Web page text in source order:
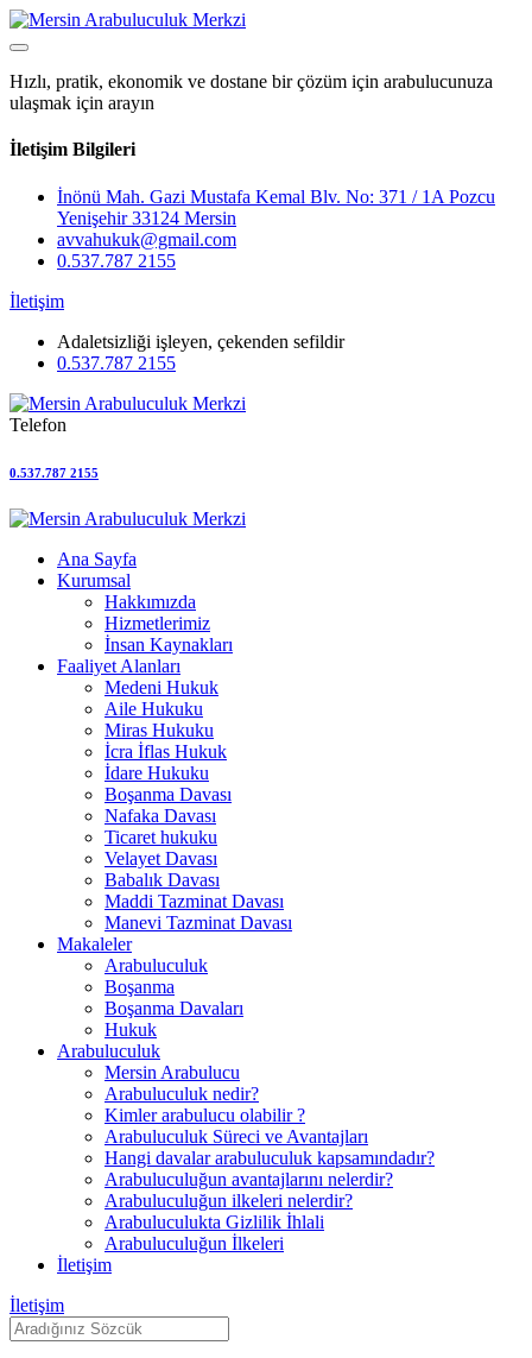
Hızlı, pratik, ekonomik ve dostane bir çözüm için arabulucunuza
ulaşmak için arayın
İletişim Bilgileri
İnönü Mah. Gazi Mustafa Kemal Blv. No: 371 / 1A Pozcu
Yenişehir 33124 Mersin
avvahukuk@gmail.com
0.537.787 2155
İletişim
Adaletsizliği işleyen, çekenden sefildir
0.537.787 2155
Telefon
0.537.787 2155
Ana Sayfa
Kurumsal
Hakkımızda
Hizmetlerimiz
İnsan Kaynakları
Faaliyet Alanları
Medeni Hukuk
Aile Hukuku
Miras Hukuku
İcra İflas Hukuk
İdare Hukuku
Boşanma Davası
Nafaka Davası
Ticaret hukuku
Velayet Davası
Babalık Davası
Maddi Tazminat Davası
Manevi Tazminat Davası
Makaleler
Arabuluculuk
Boşanma
Boşanma Davaları
Hukuk
Arabuluculuk
Mersin Arabulucu
Arabuluculuk nedir?
Kimler arabulucu olabilir ?
Arabuluculuk Süreci ve Avantajları
Hangi davalar arabuluculuk kapsamındadır?
Arabuluculuğun avantajlarını nelerdir?
Arabuluculuğun ilkeleri nelerdir?
Arabuluculukta Gizlilik İhlali
Arabuluculuğun İlkeleri
İletişim
İletişim